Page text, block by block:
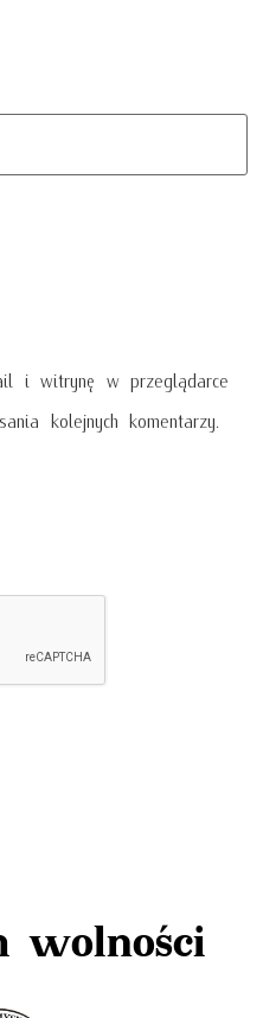
i witrynę w przeglądarce
kolejnych komentarzy.
wolności